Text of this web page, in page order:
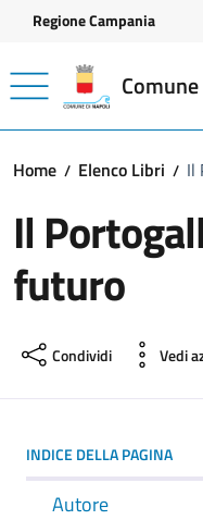
Vai ai contenuti
Vai al footer
Regione Campania
Home Elenco Libri Il
Il
futuro
Condividi Vedi
INDICE DELLA PAGINA
Autore